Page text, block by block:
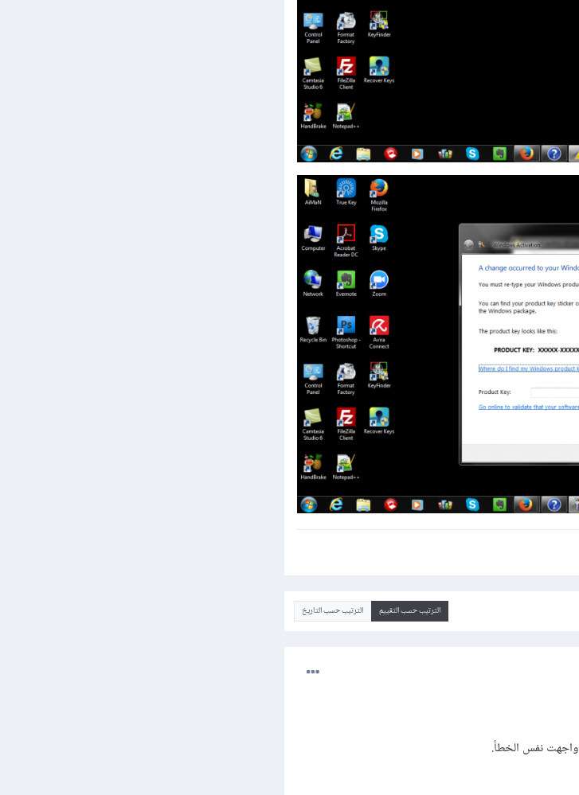
الترتيب حسب التقييم الترتيب حسب التاريخ
واجهت نفس الخطأ.